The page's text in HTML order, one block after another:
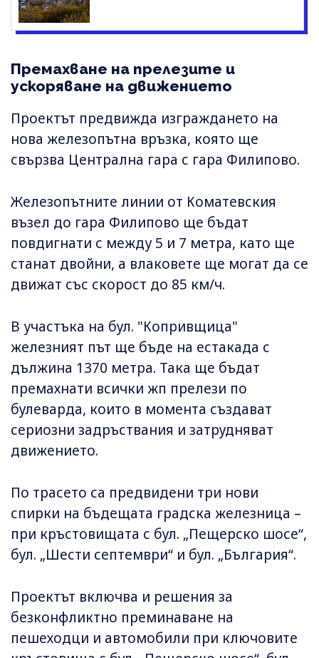
Премахване на прелезите и
ускоряване на движението
Проектът предвижда изграждането на
нова железопътна връзка, която ще
свързва Централна гара с гара Филипово.
Железопътните линии от Коматевския
възел до гара Филипово ще бъдат
повдигнати с между 5 и 7 метра, като ще
станат двойни, а влаковете ще могат да се
движат със скорост до 85 км/ч.
В участъка на бул. "Копривщица"
железният път ще бъде на естакада с
дължина 1370 метра. Така ще бъдат
премахнати всички жп прелези по
булеварда, които в момента създават
сериозни задръствания и затрудняват
движението.
По трасето са предвидени три нови
спирки на бъдещата градска железница –
при кръстовищата с бул. „Пещерско шосе“,
бул. „Шести септември“ и бул. „България“.
Проектът включва и решения за
безконфликтно преминаване на
пешеходци и автомобили при ключовите